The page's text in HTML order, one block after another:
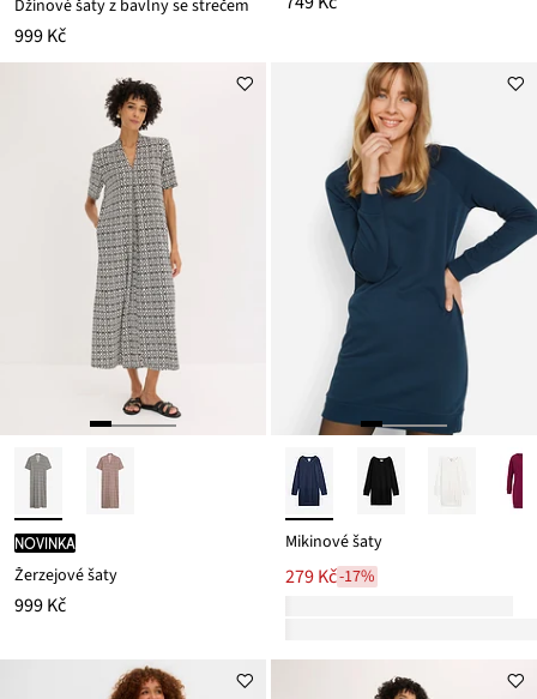
Džínové šaty z bavlny se strečem
999 Kč
novinka
Žerzejové šaty
999 Kč
Mikinové šaty
279 Kč-17%